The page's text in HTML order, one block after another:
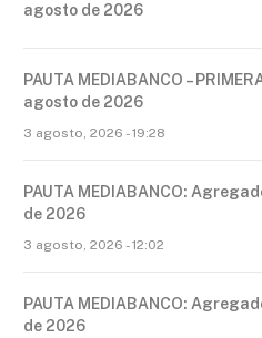
agosto de 2026
PAUTA MEDIABANCO –
agosto de 2026
3 agosto, 2026 - 19:28
PAUTA MEDIABANCO:
de 2026
3 agosto, 2026 - 12:02
PAUTA MEDIABANCO:
de 2026